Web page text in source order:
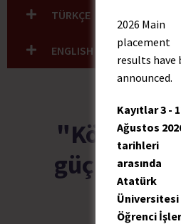
TÜRKÇE
ENGLISH
"Köklü
güçlü
2026 Main
placement
results have
announced.
Kayıtlar 3 -
Ağustos
tarihleri
arasında
Atatürk
Üniversitesi
Öğrenci